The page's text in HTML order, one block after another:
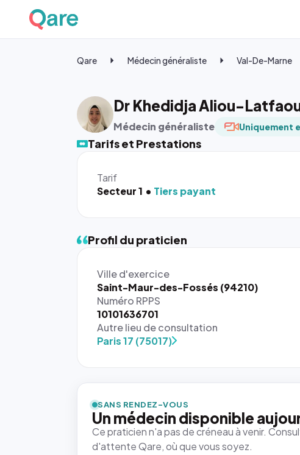
Qare Médecin généraliste Val-De-Marne
Dr Khedidja Aliou-
Médecin généraliste Uniquement
Tarifs et Prestations
Tarif
Secteur 1
Tiers payant
Profil du praticien
Ville d'exercice
Saint-Maur-des-Fossés (94210)
Numéro RPPS
10101636701
Autre lieu de consultation
Paris 17 (75017)
SANS RENDEZ-VOUS
Un médecin disponible
Ce praticien n'a pas de créneau à venir.
d'attente Qare, où que vous soyez.